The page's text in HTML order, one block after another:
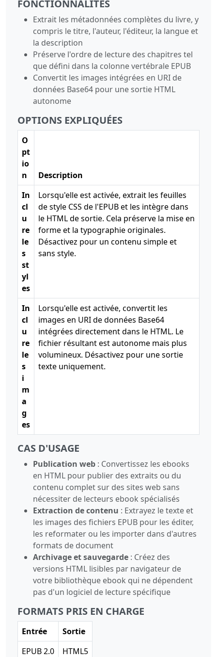
FONCTIONNALITÉS
Extrait les métadonnées complètes du livre, y
compris le titre, l'auteur, l'éditeur, la langue et
la description
Préserve l'ordre de lecture des chapitres tel
que défini dans la colonne vertébrale EPUB
Convertit les images intégrées en URI de
données Base64 pour une sortie HTML
autonome
OPTIONS EXPLIQUÉES
O
pt
io
n
Description
In
cl
u
re
le
s
st
yl
es
Lorsqu'elle est activée, extrait les feuilles
de style CSS de l'EPUB et les intègre dans
le HTML de sortie. Cela préserve la mise en
forme et la typographie originales.
Désactivez pour un contenu simple et
sans style.
In
cl
u
re
le
s
i
m
a
g
es
Lorsqu'elle est activée, convertit les
images en URI de données Base64
intégrées directement dans le HTML. Le
fichier résultant est autonome mais plus
volumineux. Désactivez pour une sortie
texte uniquement.
CAS D'USAGE
Publication web : Convertissez les ebooks
en HTML pour publier des extraits ou du
contenu complet sur des sites web sans
nécessiter de lecteurs ebook spécialisés
Extraction de contenu : Extrayez le texte et
les images des fichiers EPUB pour les éditer,
les reformater ou les importer dans d'autres
formats de document
Archivage et sauvegarde : Créez des
versions HTML lisibles par navigateur de
votre bibliothèque ebook qui ne dépendent
pas d'un logiciel de lecture spécifique
FORMATS PRIS EN CHARGE
Entrée
Sortie
EPUB 2.0
HTML5